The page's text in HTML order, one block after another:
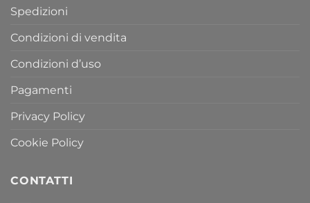
Spedizioni
Condizioni di vendita
Condizioni d’uso
Pagamenti
Privacy Policy
Cookie Policy
CONTATTI